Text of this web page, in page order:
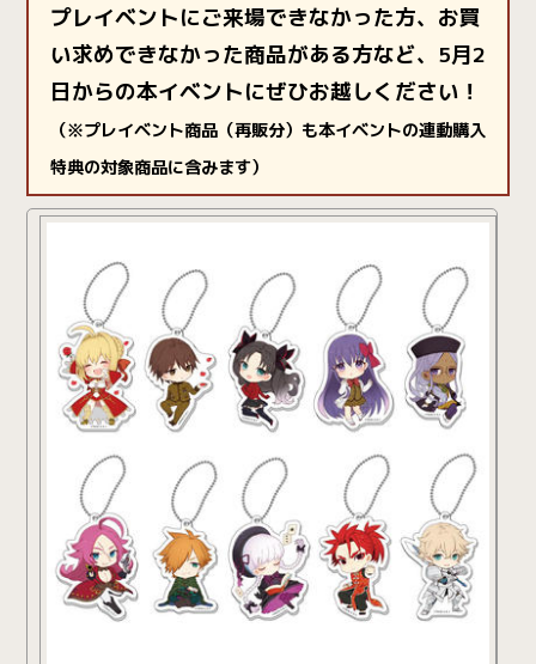
プレイベントにご来場できなかった方、お買
い求めできなかった商品がある方など、5月2
日からの本イベントにぜひお越しください！
（※プレイベント商品（再販分）も本イベントの連動購入
特典の対象商品に含みます）